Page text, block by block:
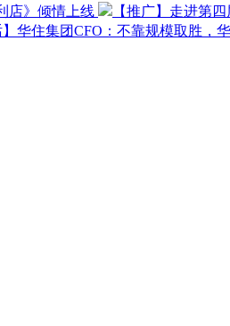
店》倾情上线
【推广】走进第
】华住集团CFO：不靠规模取胜，